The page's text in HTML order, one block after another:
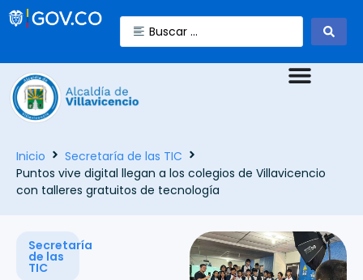
Inicio
Secretaría de las TIC
Puntos vive digital llegan a los colegios de Villavicencio
con talleres gratuitos de tecnología
Secretaría
de las
TIC